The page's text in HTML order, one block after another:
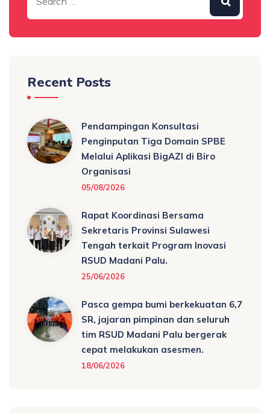
Recent Posts
Pendampingan Konsultasi
Penginputan Tiga Domain SPBE
Melalui Aplikasi BigAZI di Biro
Organisasi
05/08/2026
Rapat Koordinasi Bersama
Sekretaris Provinsi Sulawesi
Tengah terkait Program Inovasi
RSUD Madani Palu.
25/06/2026
Pasca gempa bumi berkekuatan 6,7
SR, jajaran pimpinan dan seluruh
tim RSUD Madani Palu bergerak
cepat melakukan asesmen.
18/06/2026